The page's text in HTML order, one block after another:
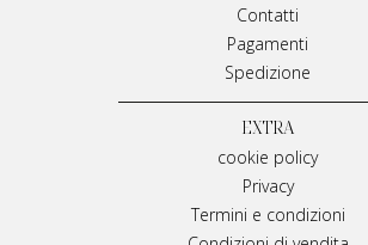
Contatti
Pagamenti
Spedizione
EXTRA
cookie policy
Privacy
Termini e condizioni